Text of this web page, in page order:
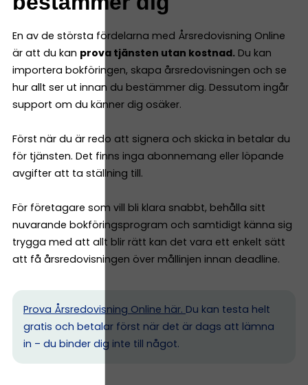
En av de största fördelarna med Årsredovisning Online
är att du kan prova tjänsten utan kostnad. Du kan
importera bokföringen, skapa årsredovisningen och se
hur allt ser ut innan du bestämmer dig. Dessutom ingår
support om du känner dig osäker.
Först när du är redo att signera och skicka in betalar du
för tjänsten. Det finns inga abonnemang eller löpande
avgifter att ta ställning till.
För företagare som vill bli klara snabbt, behålla sitt
nuvarande bokföringsprogram och samtidigt känna sig
trygga med att allt blir rätt kan det vara ett enkelt sätt
att få årsredovisningen över mållinjen innan deadline.
Prova Årsredovisning Online här. Du kan testa helt
gratis och betalar först när det är dags att lämna
in – du binder dig inte till något.